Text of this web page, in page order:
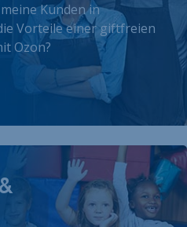
Kunden in
Vorteile einer giftfreien
Ozon?